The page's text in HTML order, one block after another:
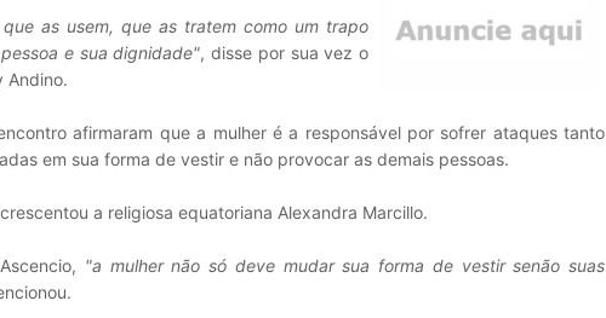
as usem, que as tratem como um trapo
e sua dignidade", disse por sua vez o
Andino.
afirmaram que a mulher é a responsável por sofrer ataques tanto
em sua forma de vestir e não provocar as demais pessoas.
a religiosa equatoriana Alexandra Marcillo.
"a mulher não só deve mudar sua forma de vestir senão suas